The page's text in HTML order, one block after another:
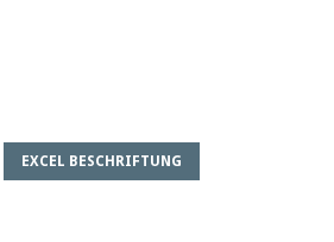
EXCEL BESCHRIFTUNG